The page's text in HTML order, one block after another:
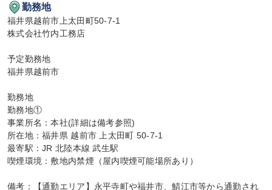
勤務地
福井県越前市上太田町50-7-1
株式会社竹内工務店
予定勤務地
福井県越前市
勤務地
勤務地①
事業所名：本社(詳細は備考参照)
所在地：福井県 越前市 上太田町 50-7-1
最寄駅：JR 北陸本線 武生駅
喫煙環境：敷地内禁煙（屋内喫煙可能場所あり）
備考：【通勤エリア】永平寺町や福井市、鯖江市等から通勤され